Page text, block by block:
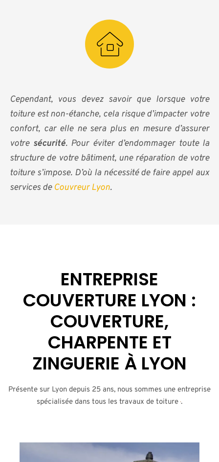
Cependant, vous devez savoir que lorsque votre
toiture est non-étanche, cela risque d’impacter votre
confort, car elle ne sera plus en mesure d’assurer
votre sécurité. Pour éviter d’endommager toute la
structure de votre bâtiment, une réparation de votre
toiture s’impose. D’où la nécessité de faire appel aux
services de Couvreur Lyon.
ENTREPRISE
COUVERTURE LYON :
COUVERTURE,
CHARPENTE ET
ZINGUERIE À LYON
Présente sur Lyon depuis 25 ans, nous sommes une entreprise
spécialisée dans tous les travaux de toiture .